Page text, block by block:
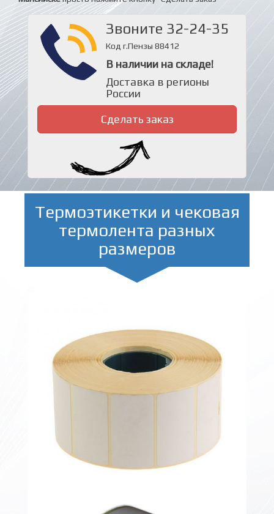
Звоните 32-24-35
Код г.Пензы 88412
В наличии на складе!
Доставка в регионы
России
Сделать заказ
Термоэтикетки и чековая
термолента разных
размеров